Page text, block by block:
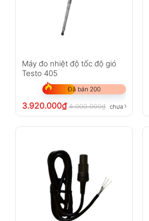
Máy đo nhiệt độ tốc độ gió
Testo 405
Đã bán 200
3.920.000₫ 4.000.000₫ chưa VAT 8%